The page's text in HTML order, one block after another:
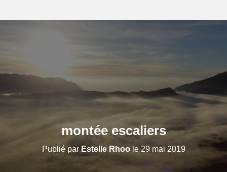
montée escaliers
Publié parEstelle Rhoole29 mai 2019